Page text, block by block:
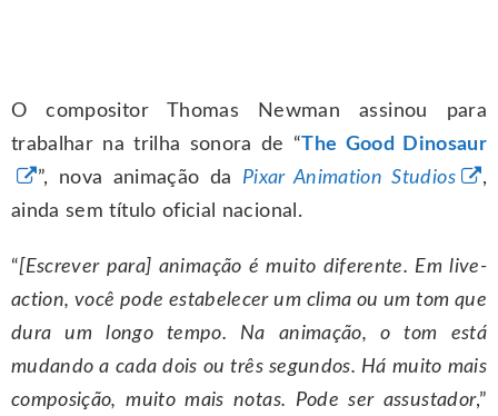
O compositor Thomas Newman assinou para
trabalhar na trilha sonora de “The Good Dinosaur
”, nova animação da Pixar Animation Studios
,
ainda sem título oficial nacional.
“[Escrever para] animação é muito diferente. Em live-
action, você pode estabelecer um clima ou um tom que
dura um longo tempo. Na animação, o tom está
mudando a cada dois ou três segundos. Há muito mais
composição, muito mais notas. Pode ser assustador,”